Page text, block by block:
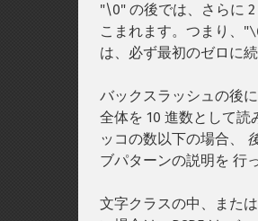
"\0" の後では、さらに
こまれます。つまり、"
は、必ず最初のゼロに
バックスラッシュの後
全体を 10 進数として
ッコの数以下の場合、
ブパターンの説明を 行
文字クラスの中、また